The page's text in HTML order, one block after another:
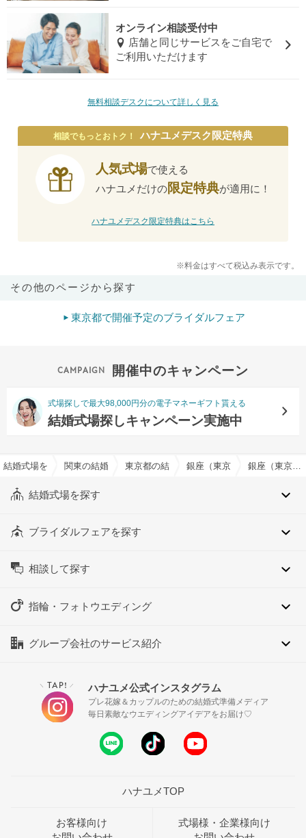
オンライン相談受付中
店舗と同じサービスをご自宅で
ご利用いただけます
無料相談デスクについて詳しく見る
相談でもっとおトク！ ハナユメデスク限定特典
人気式場で使える
ハナユメだけの限定特典が適用に！
ハナユメデスク限定特典はこちら
※料金はすべて税込み表示です。
その他のページから探す
東京都で開催予定のブライダルフェア
開催中のキャンペーン
式場探しで最大98,000円分の電子マネーギフト貰える
結婚式場探しキャンペーン実施中
結婚式場を探すならハナユメ
関東の結婚式場東京都の結婚式場銀座（東京都）の結婚式場銀座（東京都）の提携神社有りでおすすめの結婚式場・挙式会場一覧
結婚式場を探す
ブライダルフェアを探す
相談して探す
指輪・フォトウエディング
グループ会社のサービス紹介
＼ TAP! ／ ハナユメ公式インスタグラム
プレ花嫁＆カップルのための結婚式準備メディア
毎日素敵なウエディングアイデアをお届け♡
ハナユメTOP
お客様向け
式場様・企業様向け